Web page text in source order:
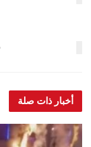
أخبار ذات صلة